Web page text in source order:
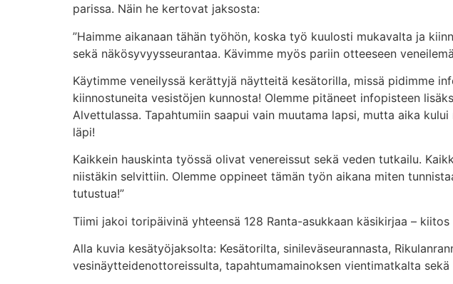
parissa. Näin he kertovat jaksosta:
”Haimme aikanaan tähän työhön, koska työ kuulosti mukavalta ja
sekä näkösyvyysseurantaa. Kävimme myös pariin otteeseen
Käytimme veneilyssä kerättyjä näytteitä kesätorilla, missä pidimme
kiinnostuneita vesistöjen kunnosta! Olemme pitäneet infopisteen
Alvettulassa. Tapahtumiin saapui vain muutama lapsi, mutta aika
läpi!
Kaikkein hauskinta työssä olivat venereissut sekä veden tutkailu.
niistäkin selvittiin. Olemme oppineet tämän työn aikana miten
tutustua!”
Tiimi jakoi toripäivinä yhteensä 128 Ranta-asukkaan käsikirjaa –
Alla kuvia kesätyöjaksolta: Kesätorilta, sinileväseurannasta,
vesinäytteidenottoreissulta, tapahtumamainoksen vientimatkalta